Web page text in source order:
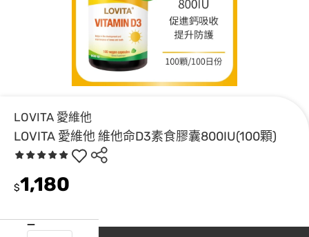
LOVITA 愛維他
LOVITA 愛維他 維他命D3素食膠囊800IU(100顆)
$1,180